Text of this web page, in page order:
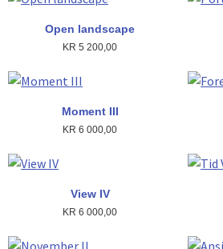
Open landscape
KR 5 200,00
Moment III
KR 6 000,00
View IV
KR 6 000,00